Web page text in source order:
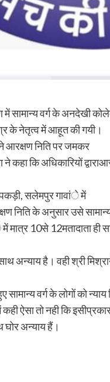
सामान्य वर्ग के अनदेखी
के नेतृत्व में आहूत की गयी।
ने आरक्षण निति पर जमकर
ने कहा कि अधिकारियों
पकड़ी, सलेमपुर गावांे में
निति के अनुसार उसे
10से 12मतादाता ही
अन्याय है। वही श्री
वर्ग के लोगों को
ऐसा तो नही कि
घोर अन्याय हैं।